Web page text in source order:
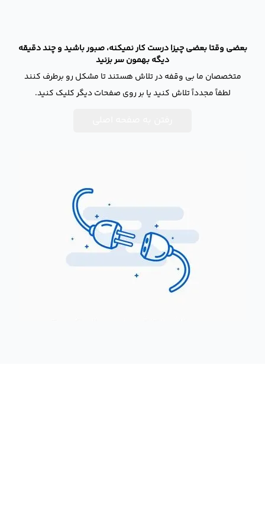
بعضی وقتا بعضی چیزا درست کار نمیکنه، صبور باشید و چند دقیقه
دیگه بهمون سر بزنید
متخصصان ما بی وقفه در تلاش هستند تا مشکل رو برطرف کنند
لطفاً مجدداً تلاش کنید یا بر روی صفحات دیگر کلیک کنید.